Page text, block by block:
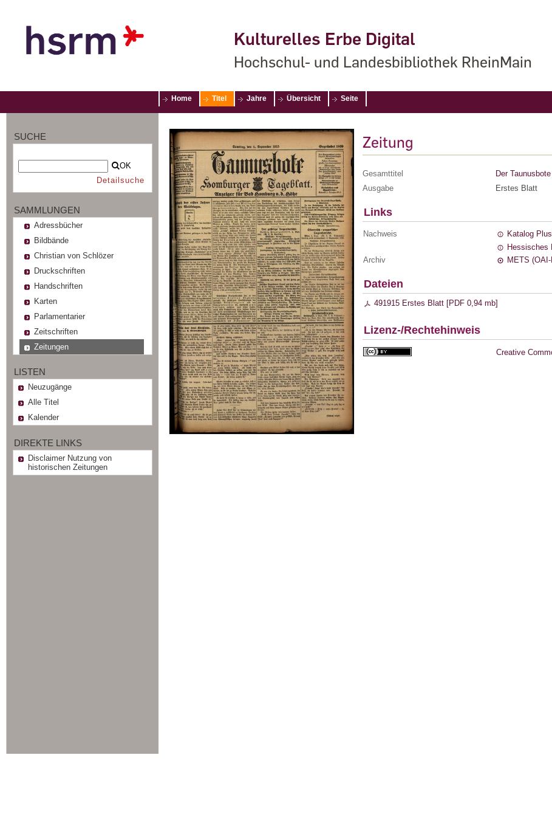
Kulturelles Erbe Digital
Hochschul- und Landesbibliothek RheinMain
Home Titel Jahre Übersicht Seite
SUCHE
OK
Detailsuche
SAMMLUNGEN
Adressbücher
Bildbände
Christian von Schlözer
Druckschriften
Handschriften
Karten
Parlamentarier
Zeitschriften
Zeitungen
LISTEN
Neuzugänge
Alle Titel
Kalender
DIREKTE LINKS
Disclaimer Nutzung von
historischen Zeitungen
Zeitung
Gesamttitel
Der
Ausgabe
Erstes Blatt
Links
Nachweis
Katalog
Hessisches
Archiv
METS
Dateien
491915 Erstes Blatt [PDF 0,94 mb]
Lizenz-/Rechtehinweis
Creative